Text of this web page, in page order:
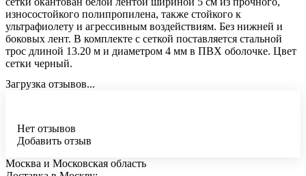
износостойкого полипропилена, также стойкого к
ультрафиолету и агрессивным воздействиям. Без нижней и
боковых лент. В комплекте с сеткой поставляется стальной
трос длиной 13.20 м и диаметром 4 мм в ПВХ оболочке. Цвет
сетки черный.
Загрузка отзывов...
Нет отзывов
Добавить отзыв
Москва и Московская область